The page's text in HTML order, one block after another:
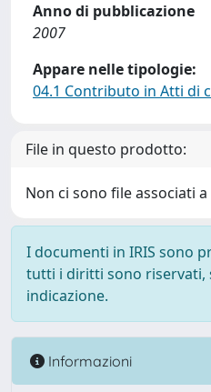
Anno di pubblicazione
2007
Appare nelle tipologie:
04.1 Contributo in Atti di
File in questo prodotto:
Non ci sono file associati
I documenti in IRIS sono
tutti i diritti sono riservati,
indicazione.
Informazioni